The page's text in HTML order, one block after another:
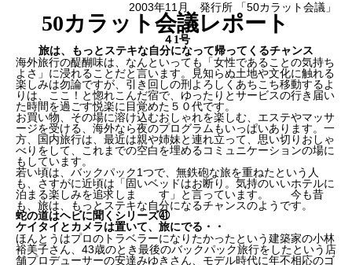
2003年11月 発行所 「50カラット会議」
50カラット会議レポート
４1号
旅は、もっとステキな自分になって帰ってくるチャンス
海外旅行の醍醐味は、なんといっても「女性であることの気持ち
よさ」に浸れることだと言います。見知らぬ土地や文化に触れる
楽しみは勿論ですが、引き回しの刑よろしくあちこち移動するよ
りは、ここ！と惚れこんだ宿で、ゆったりとサービスの行き届い
た時間を過ごす悦楽に目覚めた５０代です。
お買い物、その場に溶け込むおしゃれを楽しむ、エステやマッサ
ージを受ける、海外なら夜のプログラムもいっぱいあります。一
方、国内旅行は、最近は親や姉妹と連れ立って、思い切りおしゃ
べりをして、これまでの空白を埋めるコミュニケーションの場に
もしています。
若い頃は、バックパック1つで、無鉄砲な旅を重ねたという人
も、さすがに近頃は「固いベッドはお断り。気持のいいホテルに
泊まる楽しみを追求しま す」と言っています。 今も昔
も、旅は、もっとステキな自分になるチャンスのようです。
蛇の道はヘビに聞くシリーズ㊶
ケイタイとカメラは置いて、旅にでる・・
ほんとうはプロのトラベラーになりたかったという建築家の小林
裕美子さん、43歳のとき最後のバックパック旅行をしたという店
舗プロデューサーの安達みゆきさん、モデル時代に年不相応のゴ